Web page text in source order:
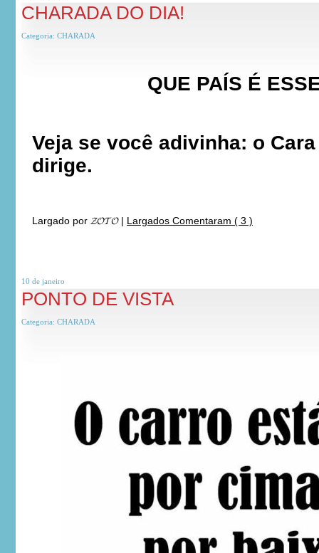
CHARADA DO DIA!
Categoria: CHARADA
QUE PAÍS É
Veja se você adivinha: o
dirige.
Largado por 𝓩𝓞𝓣𝓞| Largados Comentaram ( 3 )
10 de janeiro
PONTO DE VISTA
Categoria: CHARADA